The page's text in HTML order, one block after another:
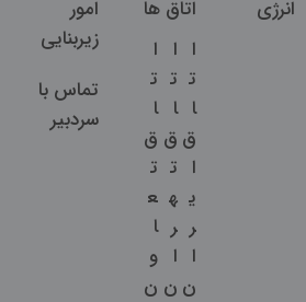
انرژی
اتاق ها
ا
ت
ا
ق
ا
ی
ر
ا
ن
ا
ت
ا
ق
ت
ه
ر
ا
ن
ا
ت
ا
ق
ت
ع
ا
و
ن
امور
زیربنایی
تماس با
سردبیر